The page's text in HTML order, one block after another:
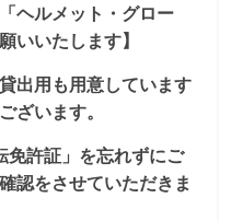
ヘルメット・グロー
いいたします】
出用も用意しています
ざいます。
許証」を忘れずにご
認をさせていただきま